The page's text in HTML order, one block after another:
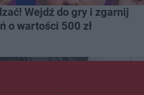
Wejdź do gry i zgarnij
o wartości 500 zł